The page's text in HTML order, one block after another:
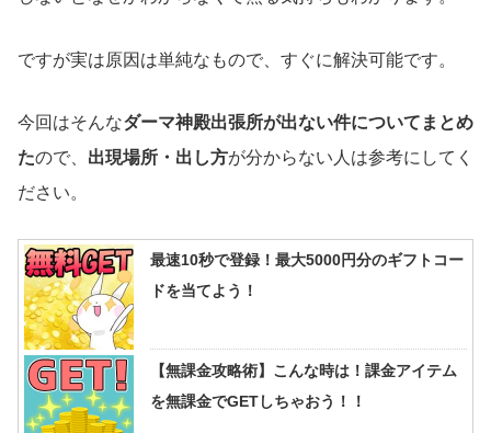
ですが実は原因は単純なもので、すぐに解決可能です。
今回はそんなダーマ神殿出張所が出ない件についてまとめ
たので、 出現場所・出し方が分からない人は参考にしてく
ださい。
最速10秒で登録！最大5000円分のギフトコー
ドを当てよう！
【無課金攻略術】こんな時は！課金アイテム
を無課金でGETしちゃおう！！